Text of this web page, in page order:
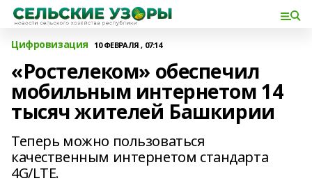
Цифровизация 10 ФЕВРАЛЯ , 07:14
«Ростелеком» обеспечил
мобильным интернетом 14
тысяч жителей Башкирии
Теперь можно пользоваться
качественным интернетом стандарта
4G/LTE.